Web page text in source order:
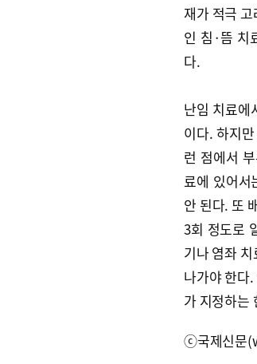
재가 적극
인 침·뜸 치
다.
난임 치료에
이다. 하지
런 점에서
료에 있어서
안 된다. 또
3회 정도로
기나 염좌
나가야 한다
가 지정하는
ⓒ국제신문